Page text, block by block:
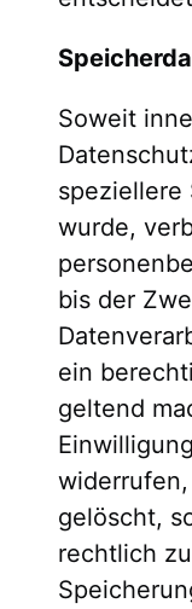
Soweit
speziellere
wurde,
bis der
ein
geltend
gelöscht,
rechtlich